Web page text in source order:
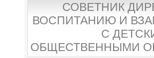
СОВЕТНИК
ВОСПИТАНИЮ И
С
ОБЩЕСТВЕННЫМИ